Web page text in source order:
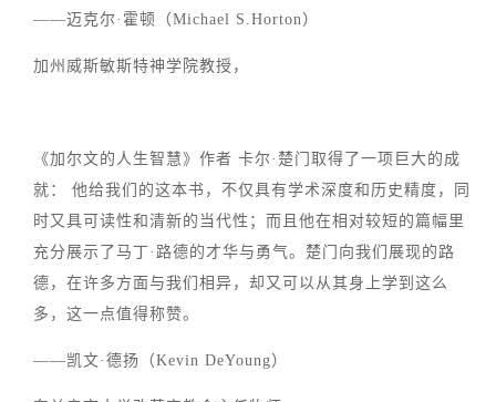
——迈克尔·霍顿（Michael S.Horton）
加州威斯敏斯特神学院教授，
《加尔文的人生智慧》作者 卡尔·楚门取得了一项巨大的成
就： 他给我们的这本书，不仅具有学术深度和历史精度，同
时又具可读性和清新的当代性；而且他在相对较短的篇幅里
充分展示了马丁·路德的才华与勇气。楚门向我们展现的路
德，在许多方面与我们相异，却又可以从其身上学到这么
多，这一点值得称赞。
——凯文·德扬（Kevin DeYoung）